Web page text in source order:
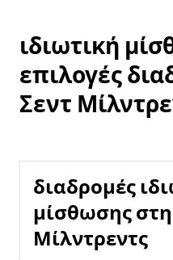
ιδιωτική
επιλογές
Σεντ
διαδρομές
μίσθωσης στη
Μίλντρεντς